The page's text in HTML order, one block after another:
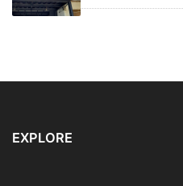
EXPLORE